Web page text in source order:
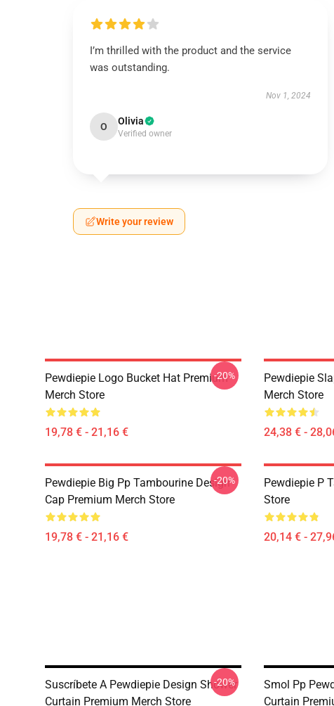
I’m thrilled with the product and the service
was outstanding.
Nov 1, 2024
O Olivia
Verified owner
Write your review
Pewdiepie Logo Bucket Hat Premium
Merch Store
19,78 € - 21,16 €
-20%
Pewdiepie
Merch Store
24,38 € -
Pewdiepie Big Pp Tambourine Design
Cap Premium Merch Store
19,78 € - 21,16 €
-20%
Pewdiepie P
Store
20,14 € -
Suscríbete A Pewdiepie Design Shower
Curtain Premium Merch Store
-20%
Smol Pp
Curtain